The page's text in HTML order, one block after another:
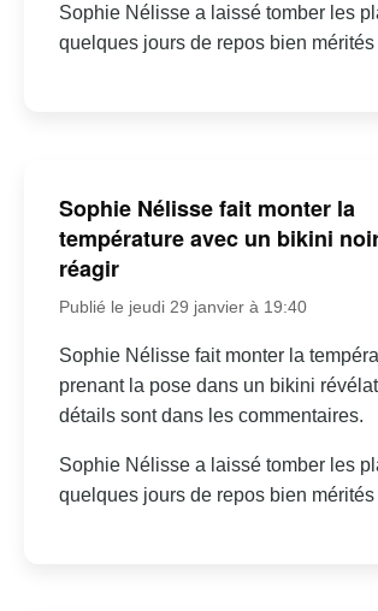
Sophie Nélisse a laissé tomber les
quelques jours de repos bien
Sophie Nélisse fait monter la
température avec un bikini
réagir
Publié le jeudi 29 janvier à 19:40
Sophie Nélisse fait monter la
prenant la pose dans un bikini
détails sont dans les commentaires.
Sophie Nélisse a laissé tomber les
quelques jours de repos bien